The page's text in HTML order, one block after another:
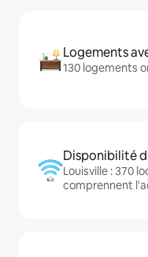
Logements
130 logements
Disponibilité
Louisville : 370
comprennent